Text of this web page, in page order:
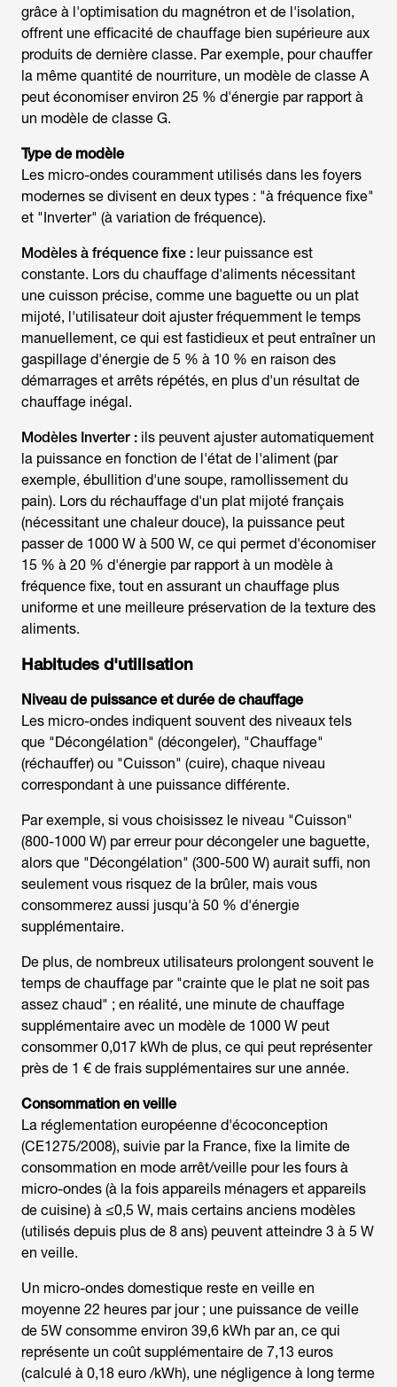
grâce à l'optimisation du magnétron et de l'isolation,
offrent une efficacité de chauffage bien supérieure aux
produits de dernière classe. Par exemple, pour chauffer
la même quantité de nourriture, un modèle de classe A
peut économiser environ 25 % d'énergie par rapport à
un modèle de classe G.
Type de modèle
Les micro-ondes couramment utilisés dans les foyers
modernes se divisent en deux types : "à fréquence fixe"
et "Inverter" (à variation de fréquence).
Modèles à fréquence fixe : leur puissance est
constante. Lors du chauffage d'aliments nécessitant
une cuisson précise, comme une baguette ou un plat
mijoté, l'utilisateur doit ajuster fréquemment le temps
manuellement, ce qui est fastidieux et peut entraîner un
gaspillage d'énergie de 5 % à 10 % en raison des
démarrages et arrêts répétés, en plus d'un résultat de
chauffage inégal.
Modèles Inverter : ils peuvent ajuster automatiquement
la puissance en fonction de l'état de l'aliment (par
exemple, ébullition d'une soupe, ramollissement du
pain). Lors du réchauffage d'un plat mijoté français
(nécessitant une chaleur douce), la puissance peut
passer de 1000 W à 500 W, ce qui permet d'économiser
15 % à 20 % d'énergie par rapport à un modèle à
fréquence fixe, tout en assurant un chauffage plus
uniforme et une meilleure préservation de la texture des
aliments.
Habitudes d'utilisation
Niveau de puissance et durée de chauffage
Les micro-ondes indiquent souvent des niveaux tels
que "Décongélation" (décongeler), "Chauffage"
(réchauffer) ou "Cuisson" (cuire), chaque niveau
correspondant à une puissance différente.
Par exemple, si vous choisissez le niveau "Cuisson"
(800-1000 W) par erreur pour décongeler une baguette,
alors que "Décongélation" (300-500 W) aurait suffi, non
seulement vous risquez de la brûler, mais vous
consommerez aussi jusqu'à 50 % d'énergie
supplémentaire.
De plus, de nombreux utilisateurs prolongent souvent le
temps de chauffage par "crainte que le plat ne soit pas
assez chaud" ; en réalité, une minute de chauffage
supplémentaire avec un modèle de 1000 W peut
consommer 0,017 kWh de plus, ce qui peut représenter
près de 1 € de frais supplémentaires sur une année.
Consommation en veille
La réglementation européenne d'écoconception
(CE1275/2008), suivie par la France, fixe la limite de
consommation en mode arrêt/veille pour les fours à
micro-ondes (à la fois appareils ménagers et appareils
de cuisine) à ≤0,5 W, mais certains anciens modèles
(utilisés depuis plus de 8 ans) peuvent atteindre 3 à 5 W
en veille.
Un micro-ondes domestique reste en veille en
moyenne 22 heures par jour ; une puissance de veille
de 5W consomme environ 39,6 kWh par an, ce qui
représente un coût supplémentaire de 7,13 euros
(calculé à 0,18 euro /kWh), une négligence à long terme